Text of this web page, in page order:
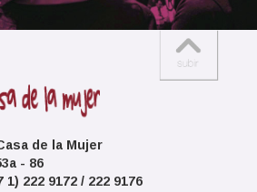
de la Mujer
- 86
222 9172 / 222 9176